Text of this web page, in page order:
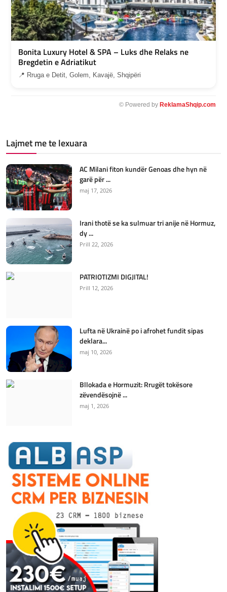
Bonita Luxury Hotel & SPA – Luks dhe Relaks ne
Bregdetin e Adriatikut
📍 Rruga e Detit, Golem, Kavajë, Shqipëri
© Powered by ReklamaShqip.com
Lajmet me te lexuara
AC Milani fiton kundër Genoas dhe hyn në
garë për ...
maj 17, 2026
Irani thotë se ka sulmuar tri anije në Hormuz,
dy ...
Prill 22, 2026
PATRIOTIZMI DIGJITAL!
Prill 12, 2026
Lufta në Ukrainë po i afrohet fundit sipas
deklara...
maj 10, 2026
Bllokada e Hormuzit: Rrugët tokësore
zëvendësojnë ...
maj 1, 2026